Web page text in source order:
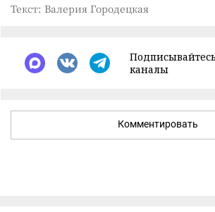
Текст: Валерия Городецкая
каналы
Комментировать